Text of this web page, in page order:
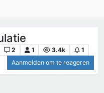
2 1 3.4k
1
Aanmelden om te reageren